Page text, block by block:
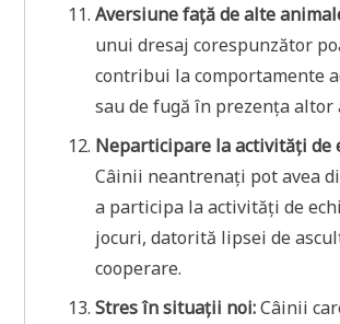
Aversiune față de alte
unui dresaj corespunzător
contribui la comportamente
sau de fugă în prezența altor
Neparticipare la activități de
Câinii neantrenați pot avea
a participa la activități de
jocuri, datorită lipsei de
cooperare.
Stres în situații noi:Câinii